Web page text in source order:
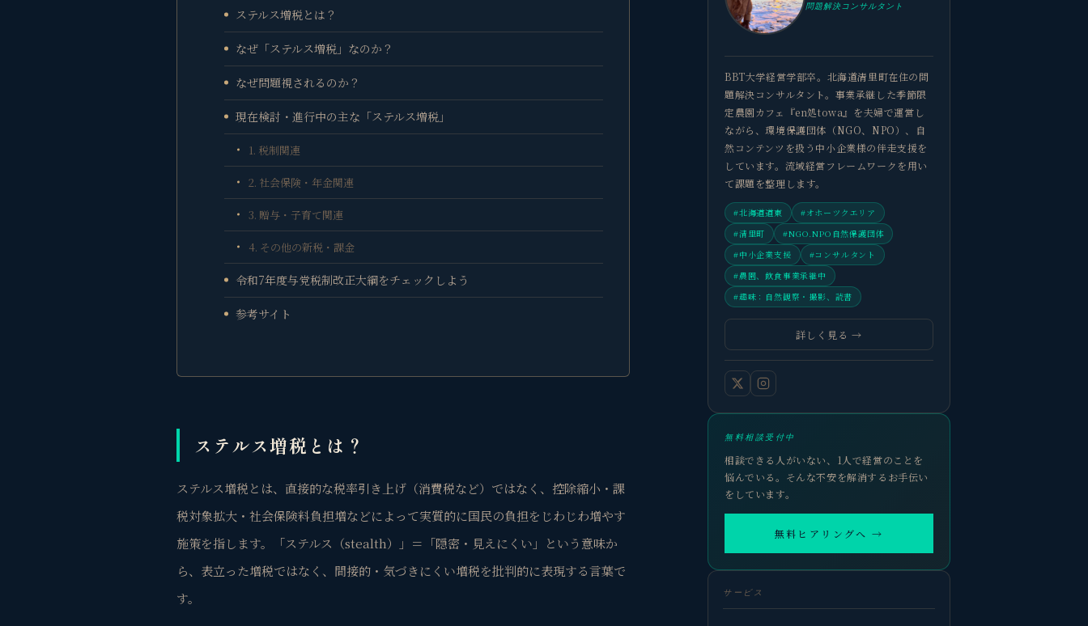
ステルス増税とは？
なぜ「ステルス増税」なのか？
なぜ問題視されるのか？
現在検討・進行中の主な「ステルス増税」
1. 税制関連
2. 社会保険・年金関連
3. 贈与・子育て関連
4. その他の新税・課金
令和7年度与党税制改正大綱をチェックしよう
参考サイト
ステルス増税とは？
ステルス増税とは、 直接的な税率引き上げ（消費税など）ではなく、控除縮小・課
税対象拡大・社会保険料負担増などによって実質的に国民の負担をじわじわ増やす
施策を指します。「ステルス（stealth）」＝「隠密・見えにくい」という意味か
ら、表立った増税ではなく、間接的・気づきにくい増税を批判的に表現する言葉で
す。
問題解決コンサルタント
BBT大学経営学部卒。北海道清里町在住の問
題解決コンサルタント。事業承継した季節限
定農園カフェ『en処towa』を夫婦で運営し
ながら、環境保護団体（NGO、NPO）、自
然コンテンツを扱う中小企業様の伴走支援を
しています。流域経営フレームワークを用い
て課題を整理します。
#北海道道東
#オホーツクエリア
#清里町
#NGO.NPO自然保護団体
#中小企業支援
#コンサルタント
#農園、飲食事業承継中
#趣味：自然観察・撮影、読書
詳しく見る →
無料相談受付中
相談できる人がいない、1人で経営のことを
悩んでいる。そんな不安を解消するお手伝い
をしています。
無料ヒアリングへ →
サービス